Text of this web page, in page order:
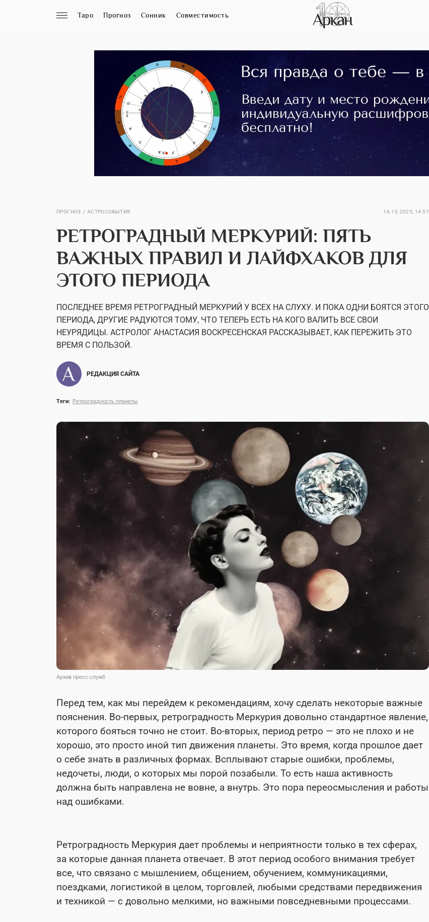
Таро Прогноз Сонник Совместимость
ПРОГНОЗ АСТРОСОБЫТИЯ 16.10.2025, 14:57
РЕТРОГРАДНЫЙ МЕРКУРИЙ: ПЯТЬ
ВАЖНЫХ ПРАВИЛ И ЛАЙФХАКОВ ДЛЯ
ЭТОГО ПЕРИОДА
ПОСЛЕДНЕЕ ВРЕМЯ РЕТРОГРАДНЫЙ МЕРКУРИЙ У ВСЕХ НА СЛУХУ. И ПОКА ОДНИ БОЯТСЯ ЭТОГО
ПЕРИОДА, ДРУГИЕ РАДУЮТСЯ ТОМУ, ЧТО ТЕПЕРЬ ЕСТЬ НА КОГО ВАЛИТЬ ВСЕ СВОИ
НЕУРЯДИЦЫ. АСТРОЛОГ АНАСТАСИЯ ВОСКРЕСЕНСКАЯ РАССКАЗЫВАЕТ, КАК ПЕРЕЖИТЬ ЭТО
ВРЕМЯ С ПОЛЬЗОЙ.
РЕДАКЦИЯ САЙТА
Теги: Ретроградность планеты
Архив пресс-служб
Перед тем, как мы перейдем к рекомендациям, хочу сделать некоторые важные
пояснения. Во-первых, ретроградность Меркурия довольно стандартное явление,
которого бояться точно не стоит. Во-вторых, период ретро — это не плохо и не
хорошо, это просто иной тип движения планеты. Это время, когда прошлое дает
о себе знать в различных формах. Всплывают старые ошибки, проблемы,
недочеты, люди, о которых мы порой позабыли. То есть наша активность
должна быть направлена не вовне, а внутрь. Это пора переосмысления и работы
над ошибками.
Ретроградность Меркурия дает проблемы и неприятности только в тех сферах,
за которые данная планета отвечает. В этот период особого внимания требует
все, что связано с мышлением, общением, обучением, коммуникациями,
поездками, логистикой в целом, торговлей, любыми средствами передвижения
и техникой — с довольно мелкими, но важными повседневными процессами.